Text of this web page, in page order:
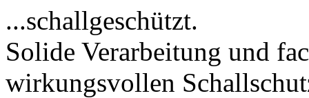
...schallgeschützt.
Solide Verarbeitung und
wirkungsvollen